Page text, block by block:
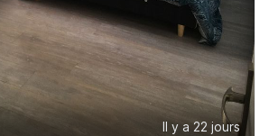
Il y a 22 jours